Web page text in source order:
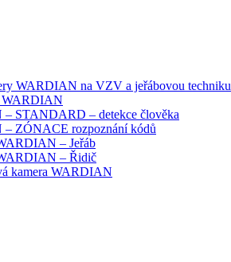
WARDIAN na VZV a jeřábovou techniku
WARDIAN
STANDARD – detekce člověka
ZÓNACE rozpoznání kódů
– Jeřáb
– Řidič
kamera WARDIAN